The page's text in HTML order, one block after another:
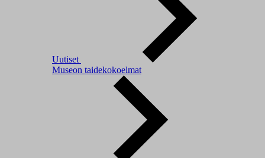
Uutiset
Museon taidekokoelmat